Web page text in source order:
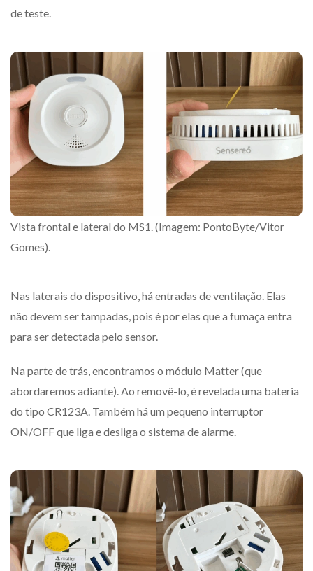
de teste.
Vista frontal e lateral do MS1. (Imagem: PontoByte/Vitor
Gomes).
Nas laterais do dispositivo, há entradas de ventilação. Elas
não devem ser tampadas, pois é por elas que a fumaça entra
para ser detectada pelo sensor.
Na parte de trás, encontramos o módulo Matter (que
abordaremos adiante). Ao removê-lo, é revelada uma bateria
do tipo CR123A. Também há um pequeno interruptor
ON/OFF que liga e desliga o sistema de alarme.